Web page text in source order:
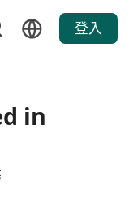
登入
in